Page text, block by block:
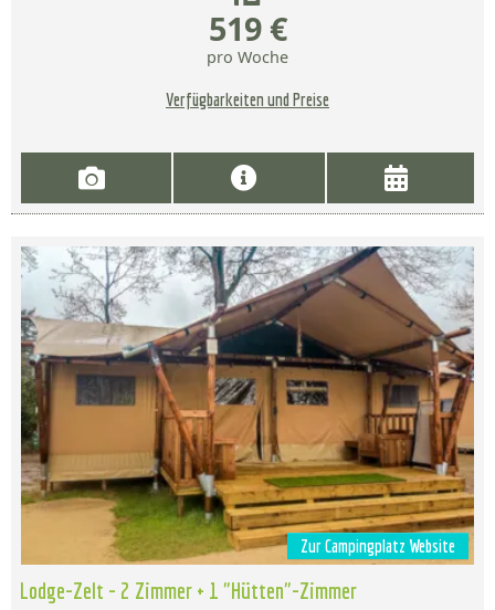
519 €
pro Woche
Verfügbarkeiten und Preise
Zur Campingplatz Website
Lodge-Zelt - 2 Zimmer + 1 "Hütten"-Zimmer